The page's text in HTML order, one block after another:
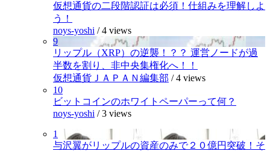
仮想通貨の二段階認証は必須！仕組みを理解しよ
う！
noys-yoshi /4 views
9
リップル（XRP）の逆襲！？？ 運営ノードが過
半数を割り、非中央集権化へ！！
仮想通貨ＪＡＰＡＮ編集部 /4 views
10
ビットコインのホワイトペーパーって何？
noys-yoshi /3 views
1
与沢翼がリップルの資産のみで２０億円突破！そ